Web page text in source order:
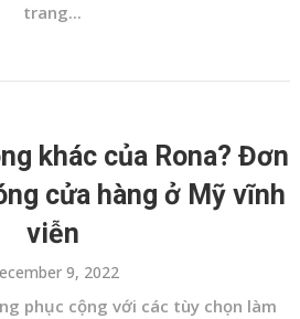
trang...
khác của Rona? Đơn
cửa hàng ở Mỹ vĩnh
viễn
9, 2022
phục cộng với các tùy chọn làm